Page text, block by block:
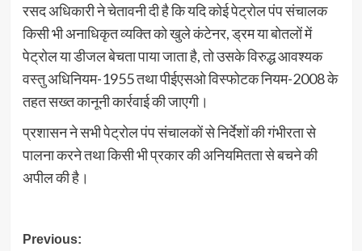
रसद अधिकारी ने चेतावनी दी है कि यदि कोई पेट्रोल पंप संचालक
किसी भी अनाधिकृत व्यक्ति को खुले कंटेनर, ड्रम या बोतलों में
पेट्रोल या डीजल बेचता पाया जाता है, तो उसके विरुद्ध आवश्यक
वस्तु अधिनियम-1955 तथा पीईएसओ विस्फोटक नियम-2008 के
तहत सख्त कानूनी कार्रवाई की जाएगी।
प्रशासन ने सभी पेट्रोल पंप संचालकों से निर्देशों की गंभीरता से
पालना करने तथा किसी भी प्रकार की अनियमितता से बचने की
अपील की है।
Post
Previous: